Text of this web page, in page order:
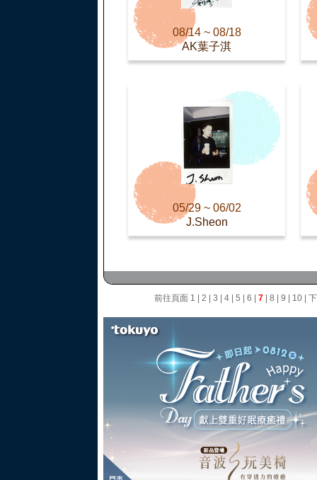
08/14 ~ 08/18
AK葉子淇
05/29 ~ 06/02
J.Sheon
前往頁面 1 2 3 4| 5 6 7| 8 9 10|